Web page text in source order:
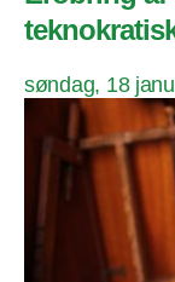
søndag, 18